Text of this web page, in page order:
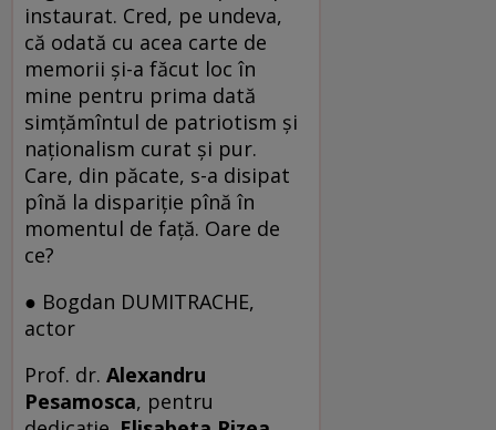
instaurat. Cred, pe undeva,
că odată cu acea carte de
memorii şi-a făcut loc în
mine pentru prima dată
simţămîntul de patriotism şi
naţionalism curat şi pur.
Care, din păcate, s-a disipat
pînă la dispariţie pînă în
momentul de faţă. Oare de
ce?
● Bogdan DUMITRACHE,
actor
Prof. dr. Alexandru
Pesamosca, pentru